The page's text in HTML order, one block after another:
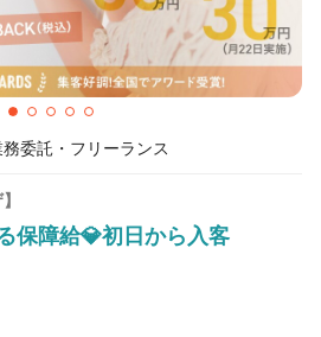
務委託・フリーランス
保障給💎初日から入客